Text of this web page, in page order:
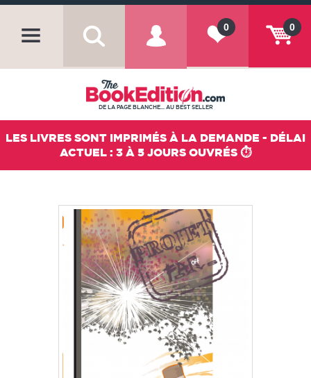
0
0
DE LA PAGE BLANCHE... AU BEST SELLER
LES LIVRES SONT IMPRIMÉS À LA DEMANDE - DÉLAI
ACTUEL : 3 À 5 JOURS OUVRÉS ⏱️